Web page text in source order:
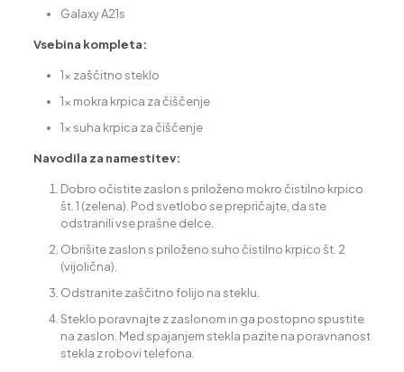
Galaxy A21s
Vsebina kompleta:
1x zaščitno steklo
1x mokra krpica za čiščenje
1x suha krpica za čiščenje
Navodila za namestitev:
Dobro očistite zaslon s priloženo mokro čistilno krpico
št. 1 (zelena). Pod svetlobo se prepričajte, da ste
odstranili vse prašne delce.
Obrišite zaslon s priloženo suho čistilno krpico št. 2
(vijolična).
Odstranite zaščitno folijo na steklu.
Steklo poravnajte z zaslonom in ga postopno spustite
na zaslon. Med spajanjem stekla pazite na poravnanost
stekla z robovi telefona.